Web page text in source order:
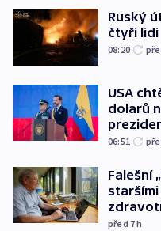
Ruský
čtyři lidi
08:20
USA
dolarů
06:51
Falešní
před 7h